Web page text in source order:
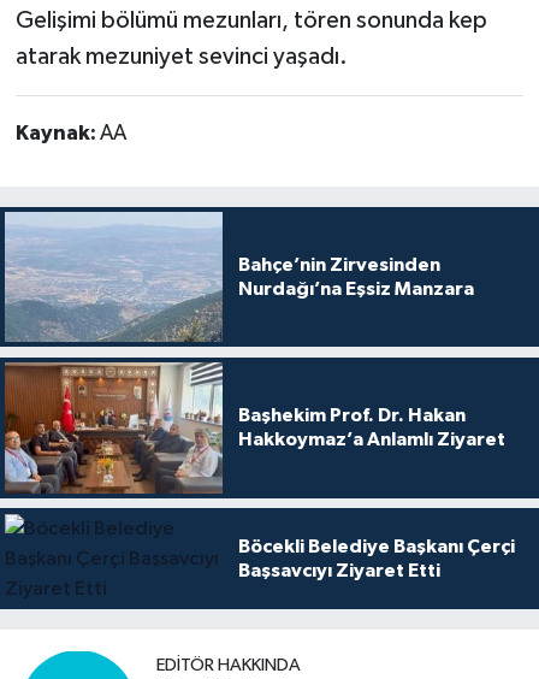
Gelişimi bölümü mezunları, tören sonunda kep
atarak mezuniyet sevinci yaşadı.
Kaynak: AA
Bahçe’nin Zirvesinden
Nurdağı’na Eşsiz Manzara
Başhekim Prof. Dr. Hakan
Hakkoymaz’a Anlamlı Ziyaret
Böcekli Belediye Başkanı Çerçi
Başsavcıyı Ziyaret Etti
EDITÖR HAKKINDA